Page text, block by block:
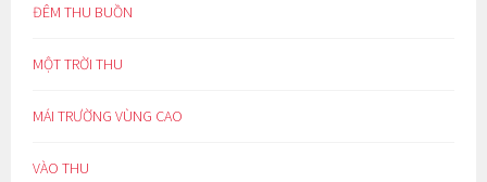
ĐÊM THU BUỒN
MỘT TRỜI THU
MÁI TRƯỜNG VÙNG CAO
VÀO THU